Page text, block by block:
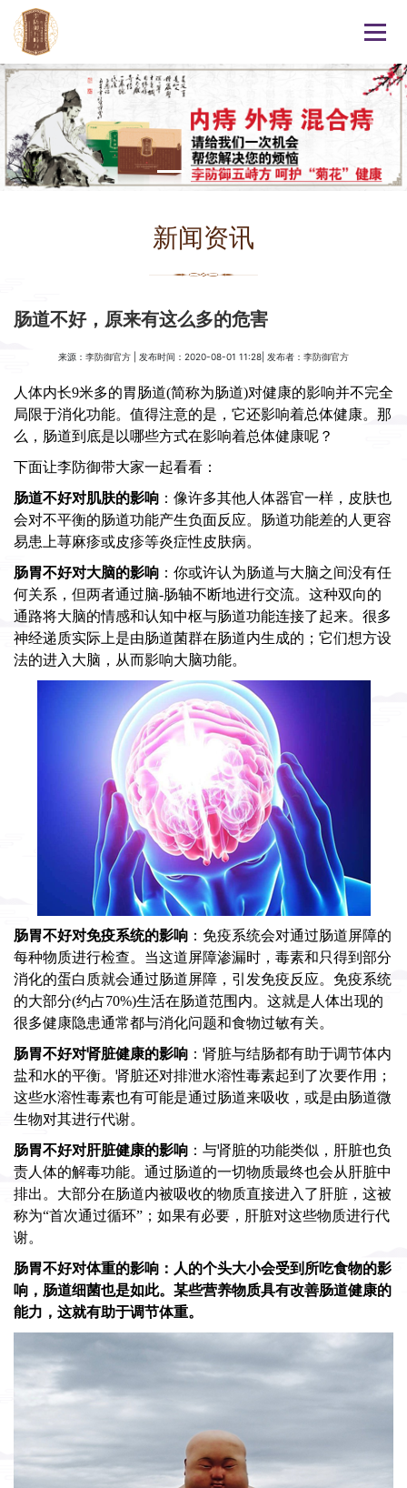
新闻资讯
肠道不好，原来有这么多的危害
来源： 李防御官方 | 发布时间：2020-08-01 11:28| 发布者： 李防御官方
人体内长9米多的胃肠道(简称为肠道)对健康的影响并不完全
局限于消化功能。值得注意的是，它还影响着总体健康。那
么，肠道到底是以哪些方式在影响着总体健康呢？
下面让李防御带大家一起看看：
肠道不好对肌肤的影响 ：像许多其他人体器官一样，皮肤也
会对不平衡的肠道功能产生负面反应。肠道功能差的人更容
易患上荨麻疹或皮疹等炎症性皮肤病。
肠胃不好对大脑的影响 ：你或许认为肠道与大脑之间没有任
何关系，但两者通过脑-肠轴不断地进行交流。这种双向的
通路将大脑的情感和认知中枢与肠道功能连接了起来。很多
神经递质实际上是由肠道菌群在肠道内生成的；它们想方设
法的进入大脑，从而影响大脑功能。
肠胃不好对免疫系统的影响 ：免疫系统会对通过肠道屏障的
每种物质进行检查。当这道屏障渗漏时，毒素和只得到部分
消化的蛋白质就会通过肠道屏障，引发免疫反应。免疫系统
的大部分(约占70%)生活在肠道范围内。这就是人体出现的
很多健康隐患通常都与消化问题和食物过敏有关。
肠胃不好对肾脏健康的影响 ：肾脏与结肠都有助于调节体内
盐和水的平衡。肾脏还对排泄水溶性毒素起到了次要作用；
这些水溶性毒素也有可能是通过肠道来吸收，或是由肠道微
生物对其进行代谢。
肠胃不好对肝脏健康的影响 ：与肾脏的功能类似，肝脏也负
责人体的解毒功能。通过肠道的一切物质最终也会从肝脏中
排出。大部分在肠道内被吸收的物质直接进入了肝脏，这被
称为“首次通过循环”；如果有必要，肝脏对这些物质进行代
谢。
肠胃不好对体重的影响：人的个头大小会受到所吃食物的影
响，肠道细菌也是如此。某些营养物质具有改善肠道健康的
能力，这就有助于调节体重。